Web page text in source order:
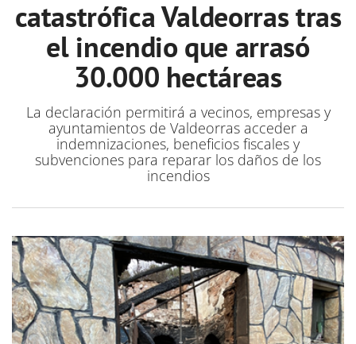
catastrófica Valdeorras tras
el incendio que arrasó
30.000 hectáreas
La declaración permitirá a vecinos, empresas y
ayuntamientos de Valdeorras acceder a
indemnizaciones, beneficios fiscales y
subvenciones para reparar los daños de los
incendios